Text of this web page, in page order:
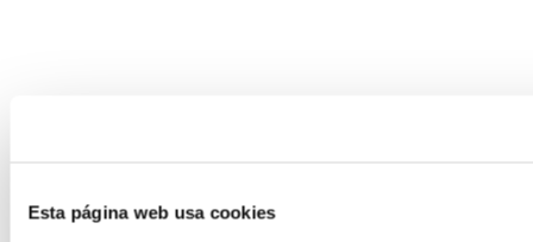
Esta página web usa cookies